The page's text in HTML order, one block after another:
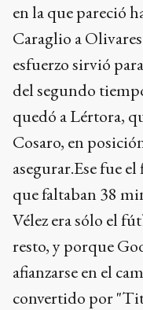
en la que pareció
Caraglio a
esfuerzo sirvió
del segundo
quedó a Lértora,
Cosaro, en
asegurar.Ese fue
que faltaban 38
Vélez era sólo el
resto, y porque
afianzarse en el
convertido por